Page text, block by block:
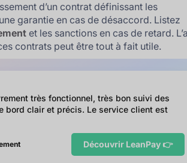
d’un contrat définissant les
garantie en cas de désaccord. Listez
et les sanctions en cas de retard.
contrats peut être tout à fait utile.
très fonctionnel, très bon suivi des
bord clair et précis. Le service client est
Découvrir LeanPay 👉